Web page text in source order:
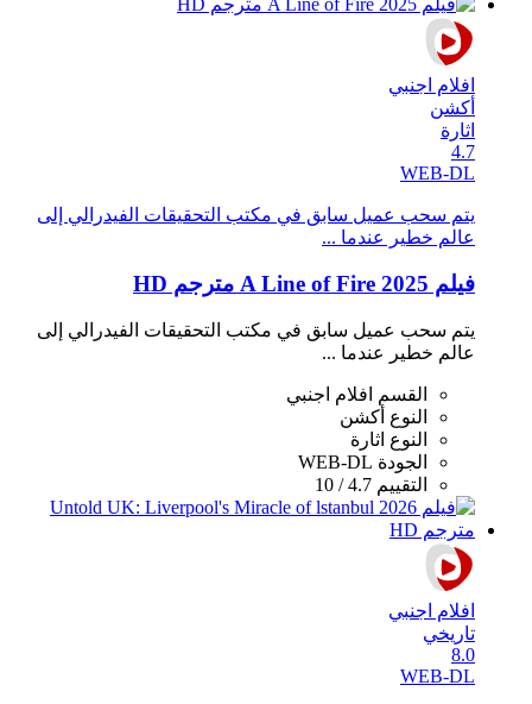
افلام اجنبي
أكشن
اثارة
4.7
WEB-DL
يتم سحب عميل سابق في مكتب التحقيقات الفيدرالي إلى
عالم خطير عندما ...
فيلم A Line of Fire 2025 مترجم HD
يتم سحب عميل سابق في مكتب التحقيقات الفيدرالي إلى
عالم خطير عندما ...
القسم
افلام اجنبي
النوع أكشن
النوع اثارة
الجودة WEB-DL
التقييم 4.7 / 10
افلام اجنبي
تاريخي
8.0
WEB-DL